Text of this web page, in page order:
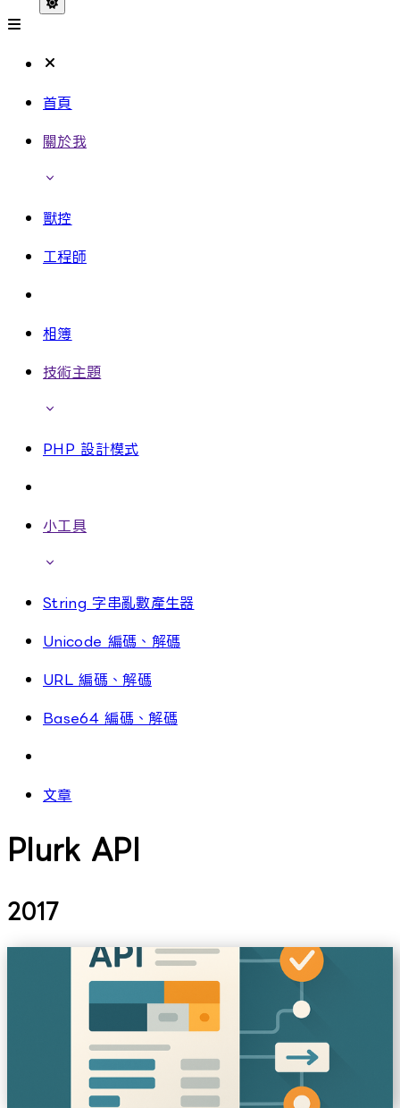
首頁
關於我
獸控
工程師
相簿
技術主題
PHP 設計模式
小工具
String 字串亂數產生器
Unicode 編碼、解碼
URL 編碼、解碼
Base64 編碼、解碼
文章
Plurk API
2017